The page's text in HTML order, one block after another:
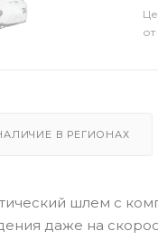
В РЕГИОНАХ
шлем с
даже на